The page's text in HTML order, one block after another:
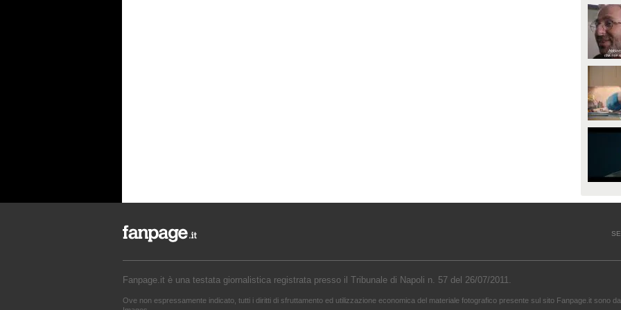
Torna virale lo scontro tra Mario
Fanpage.it è una testata giornalistica registrata presso il Tribunale di Napoli n. 57 del 26/07/2011.
Ove non espressamente indicato, tutti i diritti di sfruttamento ed utilizzazione economica del materiale fotografico presente sul sito Fanpage.it sono